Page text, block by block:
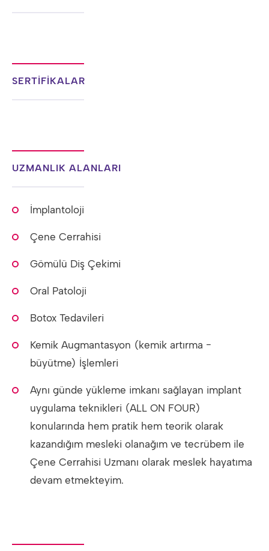
SERTİFİKALAR
UZMANLIK ALANLARI
İmplantoloji
Çene Cerrahisi
Gömülü Diş Çekimi
Oral Patoloji
Botox Tedavileri
Kemik Augmantasyon (kemik artırma -
büyütme) İşlemleri
Aynı günde yükleme imkanı sağlayan implant
uygulama teknikleri (ALL ON FOUR)
konularında hem pratik hem teorik olarak
kazandığım mesleki olanağım ve tecrübem ile
Çene Cerrahisi Uzmanı olarak meslek hayatıma
devam etmekteyim.